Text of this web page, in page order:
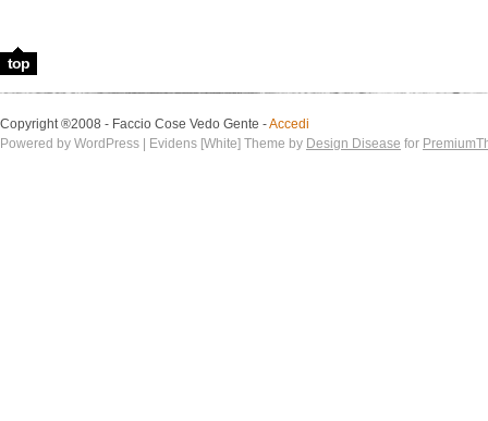
top
Copyright ®2008 - Faccio Cose Vedo Gente -Accedi
Powered by WordPress | Evidens [White] Theme by Design Disease for